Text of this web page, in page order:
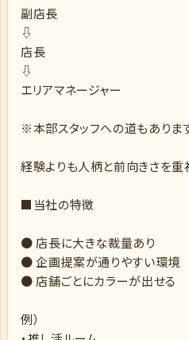
副店長
⇩
店長
⇩
エリアマネージャー
※本部スタッフへの道もありま
経験よりも人柄と前向きさを重
■当社の特徴
● 店長に大きな裁量あり
● 企画提案が通りやすい環境
● 店舗ごとにカラーが出せる
例）